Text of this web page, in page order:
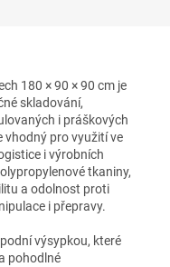
180 × 90 × 90 cm je
skladování,
i práškových
vhodný pro využití ve
i výrobních
tkaniny,
a odolnost proti
i přepravy.
výsypkou, které
pohodlné